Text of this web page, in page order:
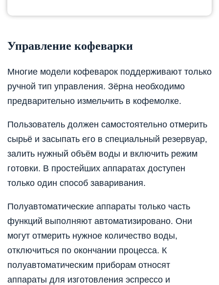
Управление кофеварки
Многие модели кофеварок поддерживают только
ручной тип управления. Зёрна необходимо
предварительно измельчить в кофемолке.
Пользователь должен самостоятельно отмерить
сырьё и засыпать его в специальный резервуар,
залить нужный объём воды и включить режим
готовки. В простейших аппаратах доступен
только один способ заваривания.
Полуавтоматические аппараты только часть
функций выполняют автоматизировано. Они
могут отмерить нужное количество воды,
отключиться по окончании процесса. К
полуавтоматическим приборам относят
аппараты для изготовления эспрессо и